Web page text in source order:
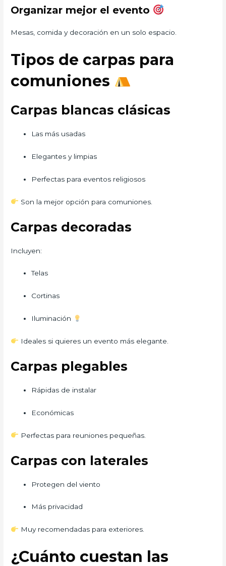
Organizar mejor el evento
Mesas, comida y decoración en un solo espacio.
Tipos de carpas para
comuniones
Carpas blancas clásicas
Las más usadas
Elegantes y limpias
Perfectas para eventos religiosos
Son la mejor opción para comuniones.
Carpas decoradas
Incluyen:
Telas
Cortinas
Iluminación
Ideales si quieres un evento más elegante.
Carpas plegables
Rápidas de instalar
Económicas
Perfectas para reuniones pequeñas.
Carpas con laterales
Protegen del viento
Más privacidad
Muy recomendadas para exteriores.
¿Cuánto cuestan las